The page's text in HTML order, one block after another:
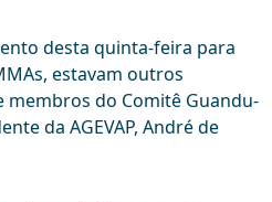
desta quinta-feira para
estavam outros
do Comitê Guandu-
da AGEVAP, André de